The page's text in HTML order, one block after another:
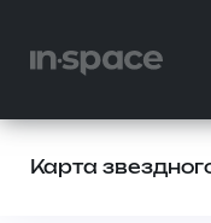
Карта